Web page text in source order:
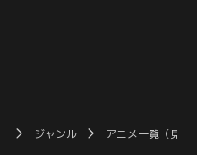
ジャンル アニメ一覧（見放